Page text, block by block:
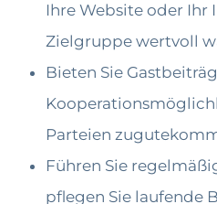
Ihre Website oder Ihr
Zielgruppe wertvoll
Bieten Sie
Parteien
Führen Sie
pflegen Sie laufende